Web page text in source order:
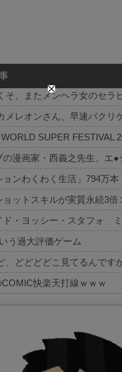
」が壊れる瞬間
そ、またメンヘラ女のセラ
ョンわくわく生活」794万本
ョットスキルが実質永続3倍
う過大評価ゲーム
、どどどどこ見てるんです
COMIC快楽天打線ｗｗｗ